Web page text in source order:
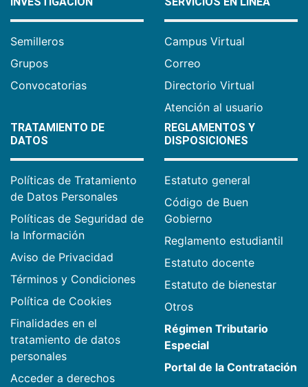
Semilleros
Grupos
Convocatorias
Campus Virtual
Correo
Directorio Virtual
Atención al usuario
TRATAMIENTO DE
DATOS
Políticas de Tratamiento
de Datos Personales
Políticas de Seguridad de
la Información
Aviso de Privacidad
Términos y Condiciones
Política de Cookies
Finalidades en el
tratamiento de datos
personales
Acceder a derechos
REGLAMENTOS Y
DISPOSICIONES
Estatuto general
Código de Buen
Gobierno
Reglamento estudiantil
Estatuto docente
Estatuto de bienestar
Otros
Régimen Tributario
Especial
Portal de la Contratación